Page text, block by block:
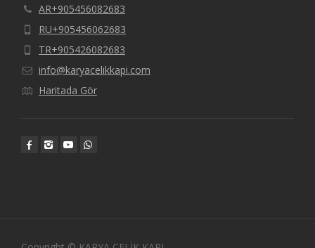
AR+905456082683
RU+905456062683
TR+905426082683
info@karyacelikkapi.com
Haritada Gör